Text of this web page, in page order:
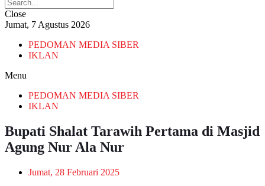
Close
Jumat, 7 Agustus 2026
PEDOMAN MEDIA SIBER
IKLAN
Menu
PEDOMAN MEDIA SIBER
IKLAN
Bupati Shalat Tarawih Pertama di Masjid
Agung Nur Ala Nur
Jumat, 28 Februari 2025